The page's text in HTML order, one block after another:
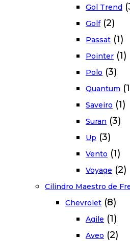
Gol Trend
Golf (2)
Passat (1)
Pointer (1)
Polo (3)
Quantum
Saveiro (1)
Suran (3)
Up (3)
Vento (1)
Voyage (2)
Cilindro Maestro de
Chevrolet (8)
Agile (1)
Aveo (2)